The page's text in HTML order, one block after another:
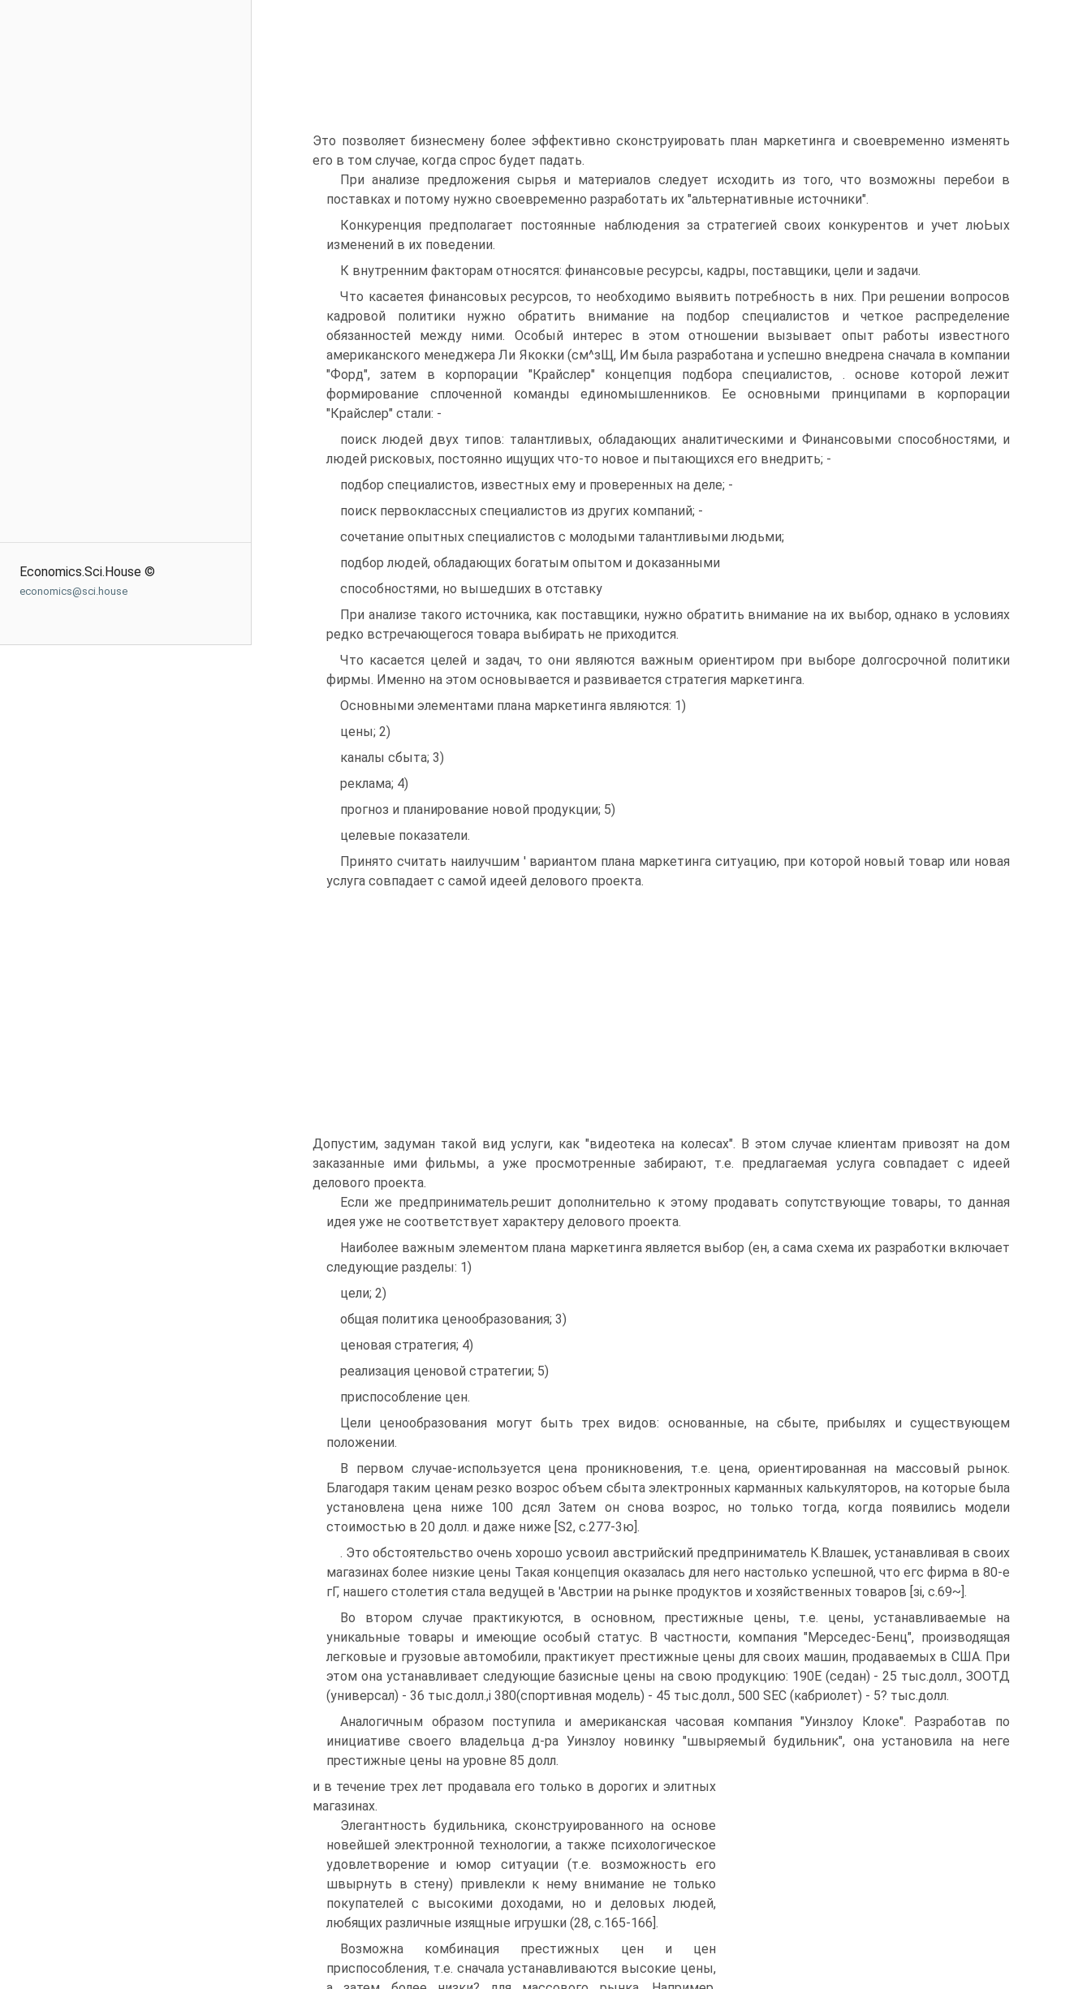
Economics.Sci.House ©
economics@sci.house
Это позволяет бизнесмену более эффективно сконструировать план маркетинга и своевременно изменять
его в том случае, когда спрос будет падать.
При анализе предложения сырья и материалов следует исходить из того, что возможны перебои в
поставках и потому нужно своевременно разработать их "альтернативные источники".
Конкуренция предполагает постоянные наблюдения за стратегией своих конкурентов и учет люЬых
изменений в их поведении.
К внутренним факторам относятся: финансовые ресурсы, кадры, поставщики, цели и задачи.
Что касаетея финансовых ресурсов, то необходимо выявить потребность в них. При решении вопросов
кадровой политики нужно обратить внимание на подбор специалистов и четкое распределение
обязанностей между ними. Особый интерес в этом отношении вызывает опыт работы известного
американского менеджера Ли Якокки (см^зЩ, Им была разработана и успешно внедрена сначала в компании
"Форд", затем в корпорации "Крайслер" концепция подбора специалистов, . основе которой лежит
формирование сплоченной команды единомышленников. Ее основными принципами в корпорации
"Крайслер" стали: -
поиск людей двух типов: талантливых, обладающих аналитическими и Финансовыми способностями, и
людей рисковых, постоянно ищущих что-то новое и пытающихся его внедрить; -
подбор специалистов, известных ему и проверенных на деле; -
поиск первоклассных специалистов из других компаний; -
сочетание опытных специалистов с молодыми талантливыми людьми;
подбор людей, обладающих богатым опытом и доказанными
способностями, но вышедших в отставку
При анализе такого источника, как поставщики, нужно обратить внимание на их выбор, однако в условиях
редко встречающегося товара выбирать не приходится.
Что касается целей и задач, то они являются важным ориентиром при выборе долгосрочной политики
фирмы. Именно на этом основывается и развивается стратегия маркетинга.
Основными элементами плана маркетинга являются: 1)
цены; 2)
каналы сбыта; 3)
реклама; 4)
прогноз и планирование новой продукции; 5)
целевые показатели.
Принято считать наилучшим ' вариантом плана маркетинга ситуацию, при которой новый товар или новая
услуга совпадает с самой идеей делового проекта.
Допустим, задуман такой вид услуги, как "видеотека на колесах". В этом случае клиентам привозят на дом
заказанные ими фильмы, а уже просмотренные забирают, т.е. предлагаемая услуга совпадает с идеей
делового проекта.
Если же предприниматель.решит дополнительно к этому продавать сопутствующие товары, то данная
идея уже не соответствует характеру делового проекта.
Наиболее важным элементом плана маркетинга является выбор (ен, а сама схема их разработки включает
следующие разделы: 1)
цели; 2)
общая политика ценообразования; 3)
ценовая стратегия; 4)
реализация ценовой стратегии; 5)
приспособление цен.
Цели ценообразования могут быть трех видов: основанные, на сбыте, прибылях и существующем
положении.
В первом случае-используется цена проникновения, т.е. цена, ориентированная на массовый рынок.
Благодаря таким ценам резко возрос объем сбыта электронных карманных калькуляторов, на которые была
установлена цена ниже 100 дсял Затем он снова возрос, но только тогда, когда появились модели
стоимостью в 20 долл. и даже ниже [S2, с.277-3ю].
. Это обстоятельство очень хорошо усвоил австрийский предприниматель К.Влашек, устанавливая в своих
магазинах более низкие цены Такая концепция оказалась для него настолько успешной, что егс фирма в 80-е
гГ, нашего столетия стала ведущей в 'Австрии на рынке продуктов и хозяйственных товаров [зі, с.69~].
Во втором случае практикуются, в основном, престижные цены, т.е. цены, устанавливаемые на
уникальные товары и имеющие особый статус. В частности, компания "Мерседес-Бенц", производящая
легковые и грузовые автомобили, практикует престижные цены для своих машин, продаваемых в США. При
этом она устанавливает следующие базисные цены на свою продукцию: 190Е (седан) - 25 тыс.долл., ЗООТД
(универсал) - 36 тыс.долл.,і 380(спортивная модель) - 45 тыс.долл., 500 SEC (кабриолет) - 5? тыс.долл.
Аналогичным образом поступила и американская часовая компания "Уинзлоу Клоке". Разработав по
инициативе своего владельца д-ра Уинзлоу новинку "швыряемый будильник", она установила на неге
престижные цены на уровне 85 долл.
и в течение трех лет продавала его только в дорогих и элитных
магазинах.
Элегантность будильника, сконструированного на основе
новейшей электронной технологии, а также психологическое
удовлетворение и юмор ситуации (т.е. возможность его
швырнуть в стену) привлекли к нему внимание не только
покупателей с высокими доходами, но и деловых людей,
любящих различные изящные игрушки (28, с.165-166].
Возможна комбинация престижных цен и цен
приспособления, т.е. сначала устанавливаются высокие цены,